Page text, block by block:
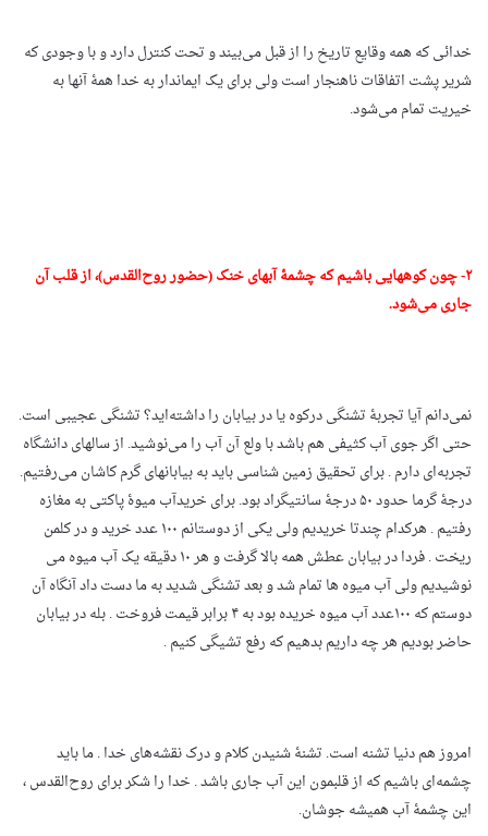
خدائی که همه وقایع تاریخ را از قبل می‌بیند و تحت کنترل دارد و با وجودی که
شریر پشت اتفاقات ناهنجار است ولی برای یک ایماندار به خدا همۀ آنها به
خیریت تمام می‌شود.
۲- چون کوههایی باشیم که چشمۀ آبهای خنک (حضور روح‌القدس)، از قلب آن
جاری می‌شود.
نمی‌دانم آیا تجربۀ تشنگی درکوه یا در بیابان را داشته‌اید؟ تشنگی عجیبی است.
حتی اگر جوی آب کثیفی هم باشد با ولع آن آب را می‌نوشید. از سالهای دانشگاه
تجربه‌ای دارم . برای تحقیق زمین شناسی باید به بیابانهای گرم کاشان می‌رفتیم.
درجۀ گرما حدود ۵۰ درجۀ سانتیگراد بود. برای خریدآب میوۀ پاکتی به مغازه
رفتیم . هرکدام چندتا خریدیم ولی یکی از دوستانم ۱۰۰ عدد خرید و در کلمن
ریخت . فردا در بیابان عطش همه بالا گرفت و هر ۱۰ دقیقه یک آب میوه می
نوشیدیم ولی آب میوه ها تمام شد و بعد تشنگی شدید به ما دست داد آنگاه آن
دوستم که ۱۰۰عدد آب میوه خریده بود به ۴ برابر قیمت فروخت . بله در بیابان
حاضر بودیم هر چه داریم بدهیم که رفع تشیگی کنیم .
امروز هم دنیا تشنه است. تشنۀ شنیدن کلام و درک نقشه‌های خدا . ما باید
چشمه‌ای باشیم که از قلبمون این آب جاری باشد . خدا را شکر برای روح‌القدس ،
این چشمۀ آب همیشه جوشان.